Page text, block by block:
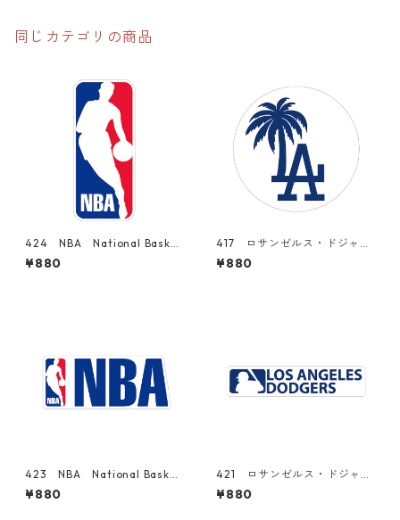
同じカテゴリの商品
424 NBA National Basket
ball Association バスケッ
ト "California Market Cent
¥880
417 ロサンゼルス・ドジャー
ス Los Angeles Dodgers M
LB 大谷翔平 "California M
¥880
423 NBA National Basket
ball Association バスケッ
ト "California Market Cent
¥880
421 ロサンゼルス・ドジャー
ス Los Angeles Dodgers M
LB 大谷翔平 "California M
¥880